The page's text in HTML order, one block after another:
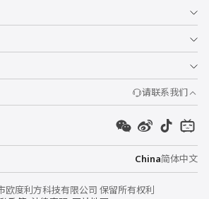
请联系我们
China简体中文
度利方科技有限公司 保留所有权利